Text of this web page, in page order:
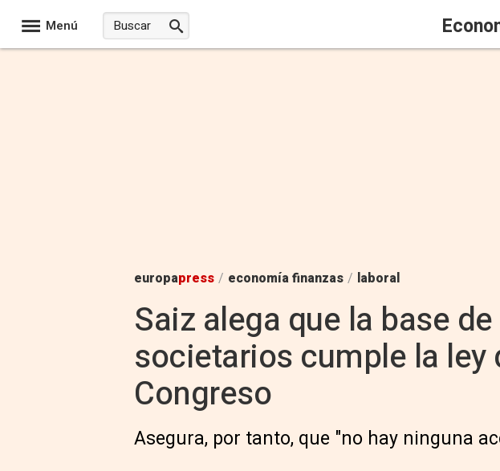
Menú
europapress / economía finanzas / laboral
Saiz alega que la base
societarios cumple la ley
Congreso
Asegura, por tanto, que "no hay ninguna